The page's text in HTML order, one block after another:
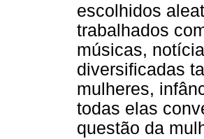
escolhidos
trabalhados
músicas,
diversificadas
mulheres,
todas elas
questão da